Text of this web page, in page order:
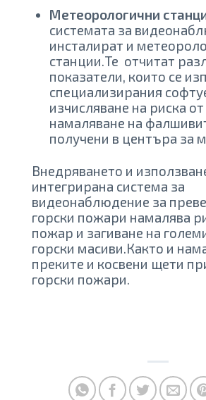
Метеорологични
системата за
инсталират и
станции.Те отчитат
показатели, които се
специализирания
изчисляване на риска
намаляване на
получени в центъра за
Внедряването и
интегрирана система за
видеонаблюдение за
горски пожари намалява
пожар и загиване на
горски масиви.Както и
преките и косвени щети
горски пожари.